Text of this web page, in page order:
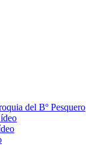
del Bº Pesquero